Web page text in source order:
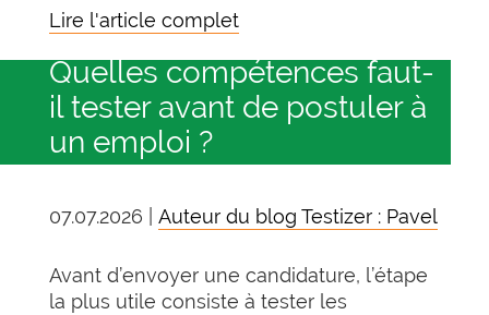
Lire l'article complet
Quelles compétences faut-
il tester avant de postuler à
un emploi ?
07.07.2026 | Auteur du blog Testizer : Pavel
Avant d’envoyer une candidature, l’étape
la plus utile consiste à tester les